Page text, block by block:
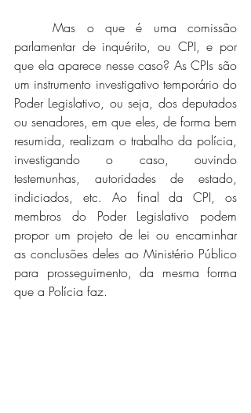
	Mas o que é uma comissão
parlamentar de inquérito, ou CPI, e por
que ela aparece nesse caso? As CPIs são
um instrumento investigativo temporário do
Poder Legislativo, ou seja, dos deputados
ou senadores, em que eles, de forma bem
resumida, realizam o trabalho da polícia,
investigando o caso, ouvindo
testemunhas, autoridades de estado,
indiciados, etc. Ao final da CPI, os
membros do Poder Legislativo podem
propor um projeto de lei ou encaminhar
as conclusões deles ao Ministério Público
para prosseguimento, da mesma forma
que a Polícia faz.